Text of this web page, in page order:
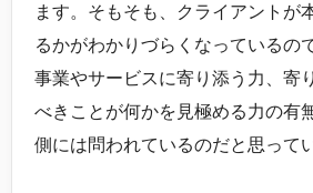
ます。そもそも、クライアントが
るかがわかりづらくなっているの
事業やサービスに寄り添う力、寄
べきことが何かを見極める力の有
側には問われているのだと思って